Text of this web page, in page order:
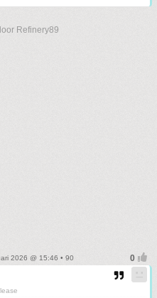
Refinery89
2026 @ 15:46 • 90